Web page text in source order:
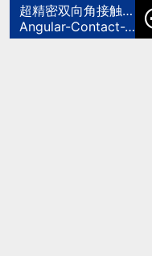
超精密双向角接触推力球轴承
Angular-Contact-Thrust-Ball-Bearings